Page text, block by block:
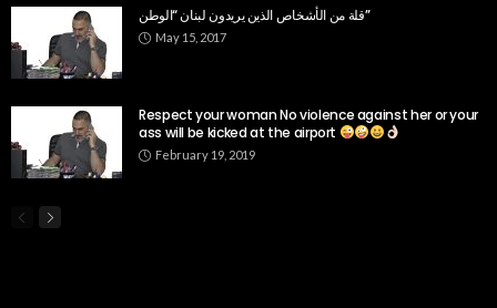
قلة من الأشخاص الذين يريدون لبنان “الوطن”
May 15, 2017
Respect your woman No violence against her or your
ass will be kicked at the airport
February 19, 2019